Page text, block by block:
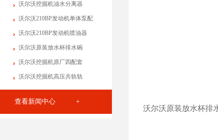
沃尔沃挖掘机油水分离器
沃尔沃210BP发动机单体泵配
沃尔沃210BP发动机喷油器
沃尔沃原装放水杯排水碗
沃尔沃挖掘机原厂四配套
沃尔沃挖掘机高压共轨轨
查看新闻中心 +
沃尔沃原装放水杯排